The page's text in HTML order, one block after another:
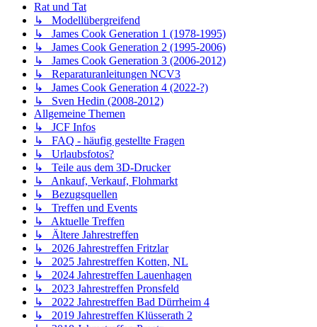
Rat und Tat
↳ Modellübergreifend
↳ James Cook Generation 1 (1978-1995)
↳ James Cook Generation 2 (1995-2006)
↳ James Cook Generation 3 (2006-2012)
↳ Reparaturanleitungen NCV3
↳ James Cook Generation 4 (2022-?)
↳ Sven Hedin (2008-2012)
Allgemeine Themen
↳ JCF Infos
↳ FAQ - häufig gestellte Fragen
↳ Urlaubsfotos?
↳ Teile aus dem 3D-Drucker
↳ Ankauf, Verkauf, Flohmarkt
↳ Bezugsquellen
↳ Treffen und Events
↳ Aktuelle Treffen
↳ Ältere Jahrestreffen
↳ 2026 Jahrestreffen Fritzlar
↳ 2025 Jahrestreffen Kotten, NL
↳ 2024 Jahrestreffen Lauenhagen
↳ 2023 Jahrestreffen Pronsfeld
↳ 2022 Jahrestreffen Bad Dürrheim 4
↳ 2019 Jahrestreffen Klüsserath 2